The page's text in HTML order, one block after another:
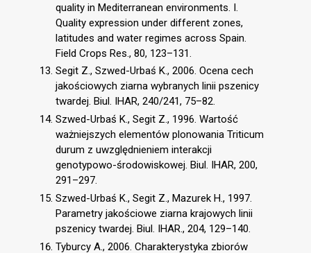
quality in Mediterranean environments. I.
Quality expression under different zones,
latitudes and water regimes across Spain.
Field Crops Res., 80, 123–131.
Segit Z., Szwed-Urbaś K., 2006. Ocena cech
jakościowych ziarna wybranych linii pszenicy
twardej. Biul. IHAR, 240/241, 75–82.
Szwed-Urbaś K., Segit Z., 1996. Wartość
ważniejszych elementów plonowania Triticum
durum z uwzględnieniem interakcji
genotypowo-środowiskowej. Biul. IHAR, 200,
291–297.
Szwed-Urbaś K., Segit Z., Mazurek H., 1997.
Parametry jakościowe ziarna krajowych linii
pszenicy twardej. Biul. IHAR., 204, 129–140.
Tyburcy A., 2006. Charakterystyka zbiorów